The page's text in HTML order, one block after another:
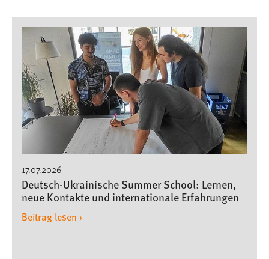
17.07.2026
Deutsch-Ukrainische Summer School: Lernen,
neue Kontakte und internationale Erfahrungen
Beitrag lesen ›